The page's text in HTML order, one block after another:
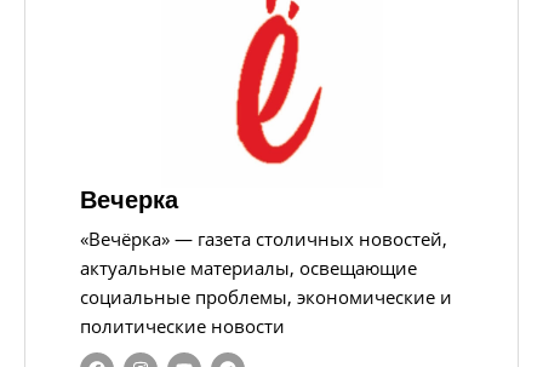
Вечерка
«Вечёрка» — газета столичных новостей,
актуальные материалы, освещающие
социальные проблемы, экономические и
политические новости